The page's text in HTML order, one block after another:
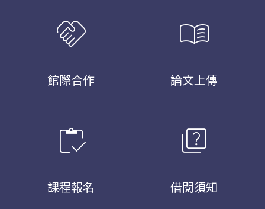
handshake
館際合作
menu_book
論文上傳
inventory
課程報名
quiz
借閱須知